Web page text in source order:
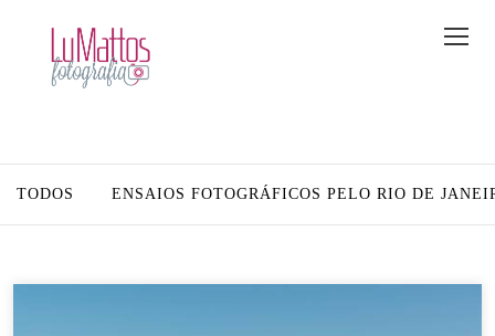
TODOS ENSAIOS FOTOGRÁFICOS PELO RIO DE